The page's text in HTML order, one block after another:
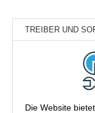
TREIBER UND
Die Website